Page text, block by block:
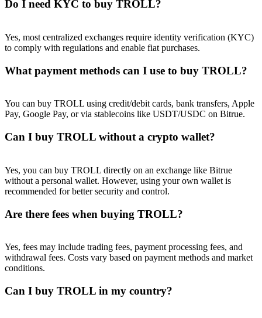
Do I need KYC to buy TROLL?
Yes, most centralized exchanges require identity verification (KYC)
to comply with regulations and enable fiat purchases.
What payment methods can I use to buy TROLL?
You can buy TROLL using credit/debit cards, bank transfers, Apple
Pay, Google Pay, or via stablecoins like USDT/USDC on Bitrue.
Can I buy TROLL without a crypto wallet?
Yes, you can buy TROLL directly on an exchange like Bitrue
without a personal wallet. However, using your own wallet is
recommended for better security and control.
Are there fees when buying TROLL?
Yes, fees may include trading fees, payment processing fees, and
withdrawal fees. Costs vary based on payment methods and market
conditions.
Can I buy TROLL in my country?